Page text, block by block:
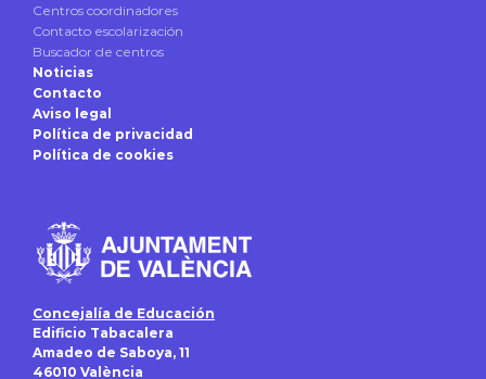
Centros coordinadores
Contacto escolarización
Buscador de centros
Noticias
Contacto
Aviso legal
Política de privacidad
Política de cookies
Concejalía de Educación
Edificio Tabacalera
Amadeo de Saboya, 11
46010 València